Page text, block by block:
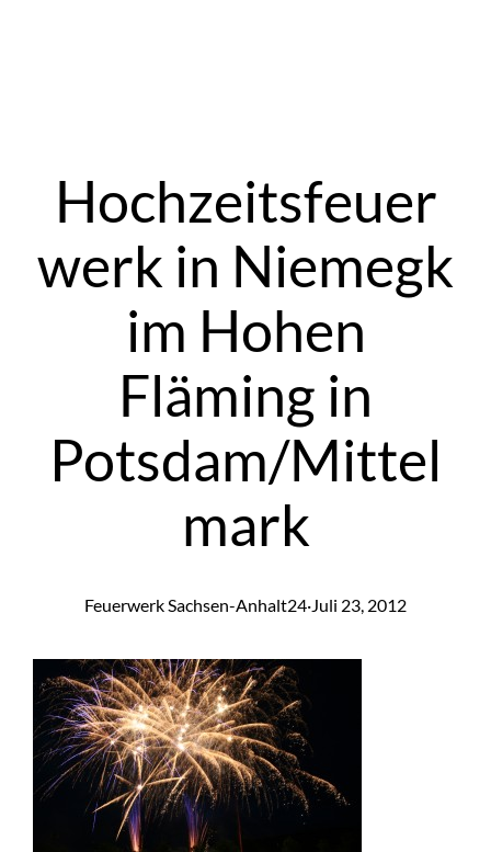
springenHochzeitsfeuer
werk in Niemegk
im Hohen
Fläming in
Potsdam/Mittel
mark
Feuerwerk Sachsen-Anhalt24·Juli 23, 2012